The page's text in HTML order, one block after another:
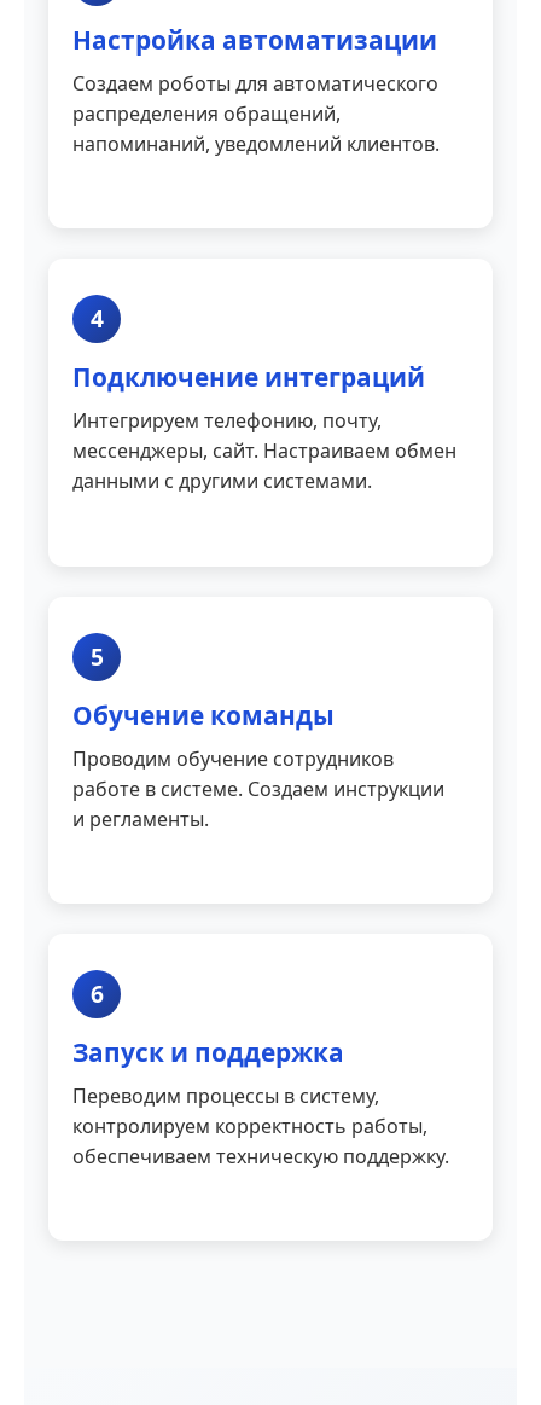
Настройка автоматизации
Создаем роботы для автоматического
распределения обращений,
напоминаний, уведомлений клиентов.
4
Подключение интеграций
Интегрируем телефонию, почту,
мессенджеры, сайт. Настраиваем обмен
данными с другими системами.
5
Обучение команды
Проводим обучение сотрудников
работе в системе. Создаем инструкции
и регламенты.
6
Запуск и поддержка
Переводим процессы в систему,
контролируем корректность работы,
обеспечиваем техническую поддержку.